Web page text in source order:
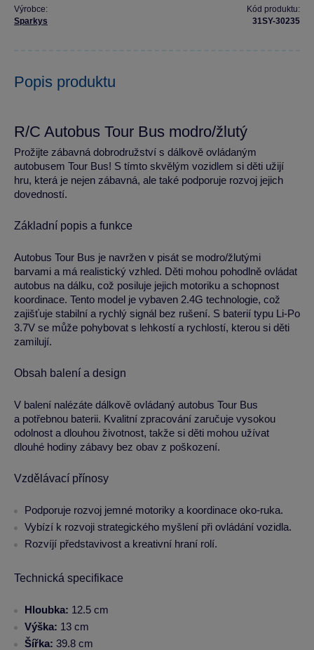
Výrobce:
Sparkys
Kód produktu:
31SY-30235
Popis produktu
R/C Autobus Tour Bus modro/žlutý
Prožijte zábavná dobrodružství s dálkově ovládaným
autobusem Tour Bus! S tímto skvělým vozidlem si děti užijí
hru, která je nejen zábavná, ale také podporuje rozvoj jejich
dovedností.
Základní popis a funkce
Autobus Tour Bus je navržen v pisát se modro/žlutými
barvami a má realistický vzhled. Děti mohou pohodlně ovládat
autobus na dálku, což posiluje jejich motoriku a schopnost
koordinace. Tento model je vybaven 2.4G technologie, což
zajišťuje stabilní a rychlý signál bez rušení. S baterií typu Li-Po
3.7V se může pohybovat s lehkostí a rychlostí, kterou si děti
zamilují.
Obsah balení a design
V balení nalézáte dálkově ovládaný autobus Tour Bus
a potřebnou baterii. Kvalitní zpracování zaručuje vysokou
odolnost a dlouhou životnost, takže si děti mohou užívat
dlouhé hodiny zábavy bez obav z poškození.
Vzdělávací přínosy
Podporuje rozvoj jemné motoriky a koordinace oko-ruka.
Vybízí k rozvoji strategického myšlení při ovládání vozidla.
Rozvíjí představivost a kreativní hraní rolí.
Technická specifikace
Hloubka: 12.5 cm
Výška: 13 cm
Šířka: 39.8 cm